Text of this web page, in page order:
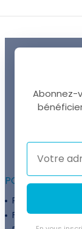
POUR ALLER
Programme
Financement
Abonnez-